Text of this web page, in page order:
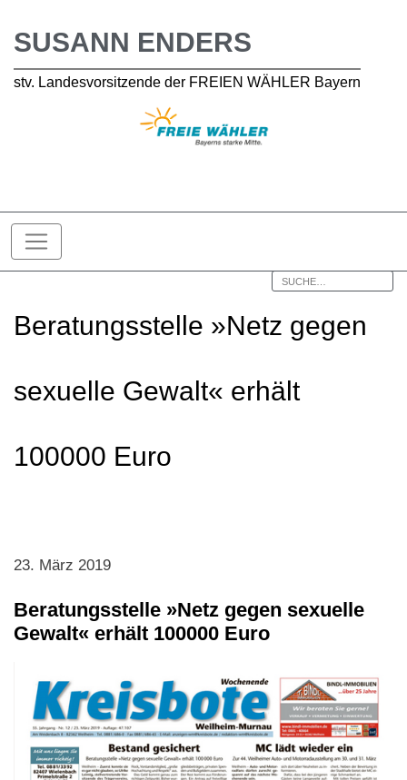
SUSANN ENDERS
stv. Landesvorsitzende der FREIEN WÄHLER Bayern
Beratungsstelle »Netz gegen
sexuelle Gewalt« erhält
100000 Euro
23. März 2019
Beratungsstelle »Netz gegen sexuelle
Gewalt« erhält 100000 Euro